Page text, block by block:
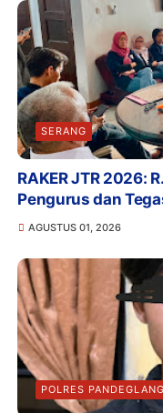
SERANG
RAKER JTR 2026:
Pengurus dan
AGUSTUS 01, 2026
POLRES PANDEGLANG